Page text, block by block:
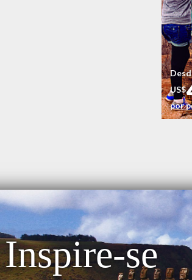
US$
por
Inspire-se